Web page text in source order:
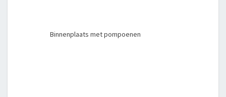
Binnenplaats met pompoenen